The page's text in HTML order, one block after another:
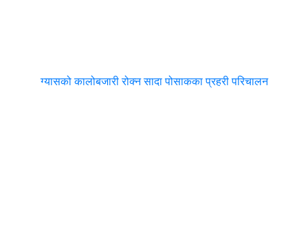
ग्यासको कालोबजारी रोक्न सादा पोसाकका प्रहरी परिचालन